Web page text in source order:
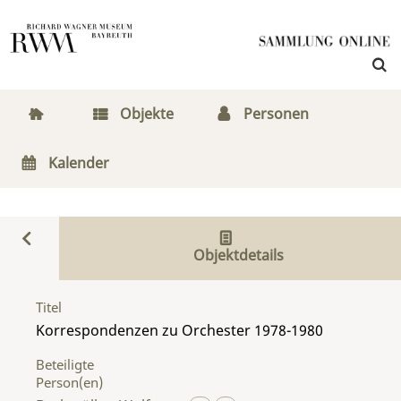
Objekte Personen
Kalender
Objektdetails
Titel
Korrespondenzen zu Orchester 1978-1980
Beteiligte
Person(en)